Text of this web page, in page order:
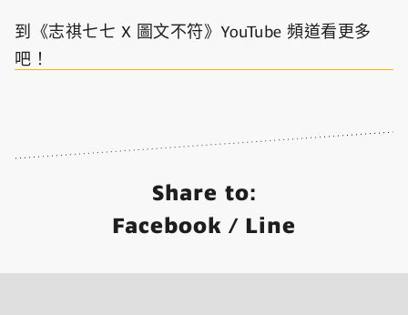
到《志祺七七 X 圖文不符》YouTube 頻道看更多
吧！
Share to:
Facebook / Line